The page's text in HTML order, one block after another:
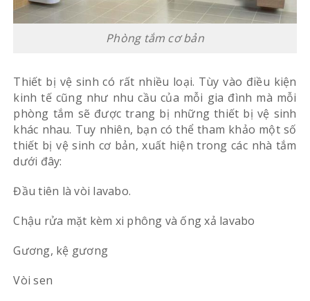
Phòng tắm cơ bản
Thiết bị vệ sinh có rất nhiều loại. Tùy vào điều kiện
kinh tế cũng như nhu cầu của mỗi gia đình mà mỗi
phòng tắm sẽ được trang bị những thiết bị vệ sinh
khác nhau. Tuy nhiên, bạn có thể tham khảo một số
thiết bị vệ sinh cơ bản, xuất hiện trong các nhà tắm
dưới đây:
Đầu tiên là vòi lavabo.
Chậu rửa mặt kèm xi phông và ống xả lavabo
Gương, kệ gương
Vòi sen